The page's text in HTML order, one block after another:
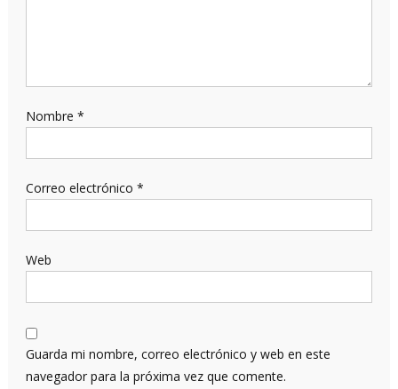
Nombre *
Correo electrónico *
Web
Guarda mi nombre, correo electrónico y web en este
navegador para la próxima vez que comente.